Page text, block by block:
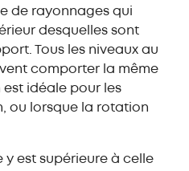
de rayonnages qui
desquelles sont
Tous les niveaux au
comporter la même
idéale pour les
ou lorsque la rotation
est supérieure à celle